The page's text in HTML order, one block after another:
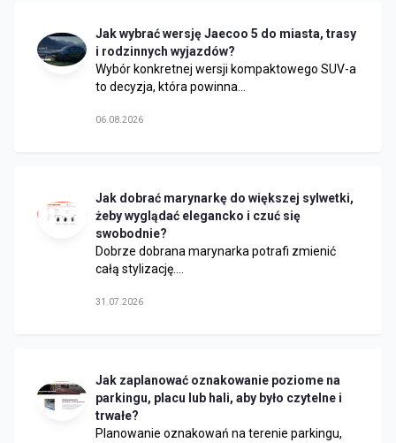
Jak wybrać wersję Jaecoo 5 do miasta, trasy
i rodzinnych wyjazdów?
Wybór konkretnej wersji kompaktowego SUV-a
to decyzja, która powinna...
06.08.2026
Jak dobrać marynarkę do większej sylwetki,
żeby wyglądać elegancko i czuć się
swobodnie?
Dobrze dobrana marynarka potrafi zmienić
całą stylizację....
31.07.2026
Jak zaplanować oznakowanie poziome na
parkingu, placu lub hali, aby było czytelne i
trwałe?
Planowanie oznakowań na terenie parkingu,